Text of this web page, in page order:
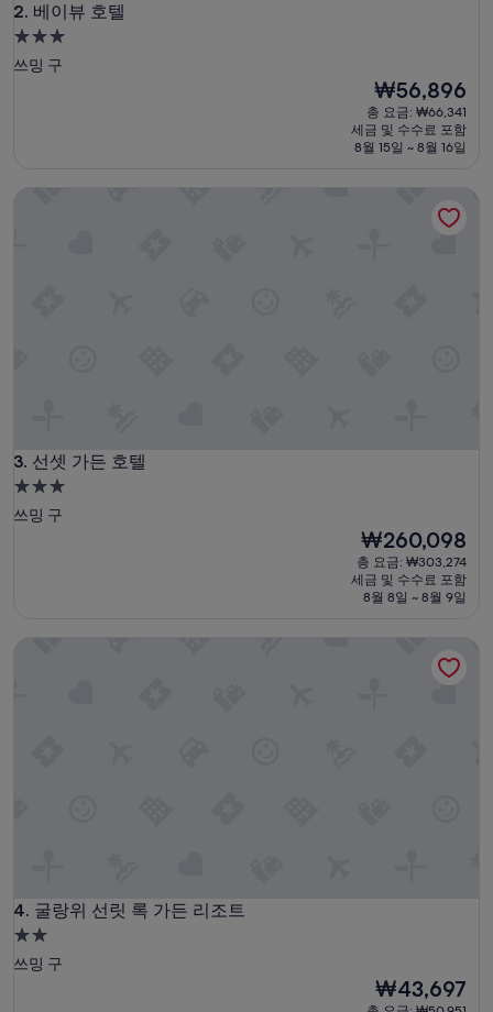
2. 베이뷰 호텔
베이뷰 호텔
3.0
성
쓰밍 구
현
재
요
금
₩56,896
총 요금: ₩66,341
세금 및 수수료 포함
8월 15일 ~ 8월 16일
3. 선셋 가든 호텔
선셋 가든 호텔
3.0
성
쓰밍 구
현
재
요
금
₩260,098
총 요금: ₩303,274
세금 및 수수료 포함
8월 8일 ~ 8월 9일
4. 굴랑위 선릿 록 가든 리조트
굴랑위 선릿 록 가든 리조트
2.0
성
쓰밍 구
현
재
₩43,697